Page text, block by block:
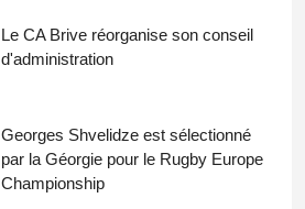
Le CA Brive réorganise son conseil
d'administration
Georges Shvelidze est sélectionné
par la Géorgie pour le Rugby Europe
Championship